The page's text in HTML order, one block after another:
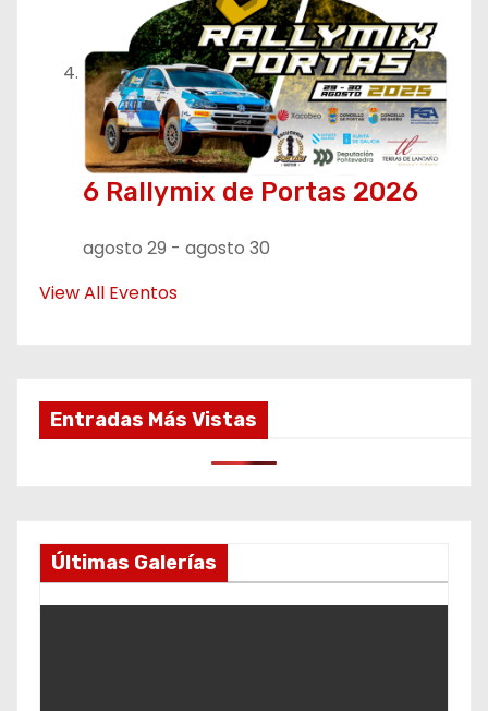
6 Rallymix de Portas 2026
agosto 29 - agosto 30
View All Eventos
Entradas Más Vistas
Últimas Galerías